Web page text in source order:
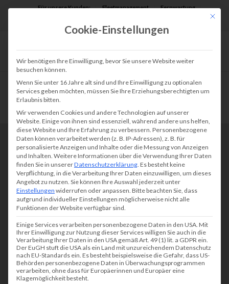
Für unsere Kunden: Fleetmanagement Fernwartung
KONTAKT
tectonika GmbH
Kruppstraße 82 - 100
45145 Essen
Anfahrt
Fon:0201 5088 7630
Mail:info@tectonika.de
Mit
Cookie-Einstellungen
Wir benötigen Ihre Einwilligung, bevor Sie unsere Website weiter
besuchen können.
Wenn Sie unter 16 Jahre alt sind und Ihre Einwilligung zu optionalen
Services geben möchten, müssen Sie Ihre Erziehungsberechtigten um
Erlaubnis bitten.
Wir verwenden Cookies und andere Technologien auf unserer
Website. Einige von ihnen sind essenziell, während andere uns helfen,
diese Website und Ihre Erfahrung zu verbessern. Personenbezogene
Daten können verarbeitet werden (z. B. IP-Adressen), z. B. für
personalisierte Anzeigen und Inhalte oder die Messung von Anzeigen
und Inhalten. Weitere Informationen über die Verwendung Ihrer Daten
finden Sie in unsererDatenschutzerklärung. Es besteht keine
Verpflichtung, in die Verarbeitung Ihrer Daten einzuwilligen, um dieses
Angebot zu nutzen. Sie können Ihre Auswahl jederzeit unter
Einstellungen widerrufen oder anpassen. Bitte beachten Sie, dass
aufgrund individueller Einstellungen möglicherweise nicht alle
Funktionen der Website verfügbar sind.
Einige Services verarbeiten personenbezogene Daten in den USA. Mit
Ihrer Einwilligung zur Nutzung dieser Services willigen Sie auch in die
Verarbeitung Ihrer Daten in den USA gemäß Art. 49 (1) lit. a GDPR ein.
Der EuGH stuft die USA als ein Land mit unzureichendem Datenschutz
nach EU-Standards ein. Es besteht beispielsweise die Gefahr, dass US-
Behörden personenbezogene Daten in Überwachungsprogrammen
verarbeiten, ohne dass für Europäerinnen und Europäer eine
Klagemöglichkeit besteht.